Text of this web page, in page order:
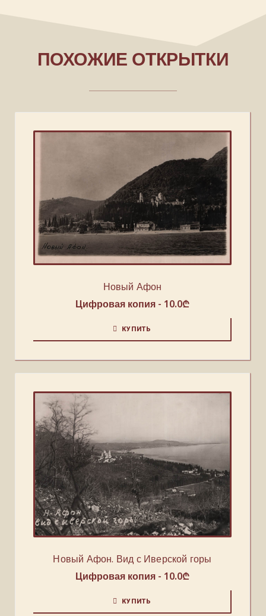
ПОХОЖИЕ ОТКРЫТКИ
Новый Афон
Цифровая копия - 10.0₾
КУПИТЬ
Новый Афон. Вид с Иверской горы
Цифровая копия - 10.0₾
КУПИТЬ